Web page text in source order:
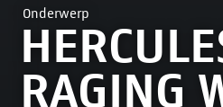
Onderwerp
RAGING